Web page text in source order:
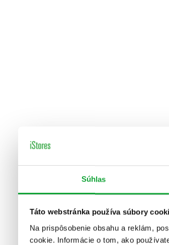
Súhlas
Táto webstránka používa súbory
Na prispôsobenie obsahu a reklám,
cookie. Informácie o tom, ako